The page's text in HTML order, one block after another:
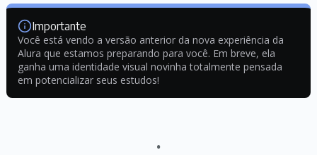
Importante
Você está vendo a versão anterior da nova experiência da
Alura que estamos preparando para você. Em breve, ela
ganha uma identidade visual novinha totalmente pensada
em potencializar seus estudos!
.